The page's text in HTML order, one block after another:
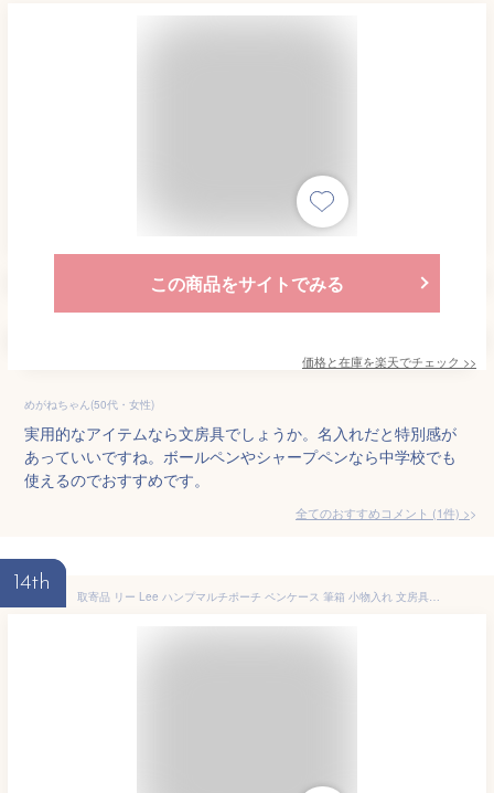
この商品をサイトでみる
価格と在庫を楽天でチェック >>
めがねちゃん(50代・女性)
実用的なアイテムなら文房具でしょうか。名入れだと特別感が
あっていいですね。ボールペンやシャープペンなら中学校でも
使えるのでおすすめです。
全てのおすすめコメント (1件) >
14th
取寄品 リー Lee ハンプマルチポーチ ペンケース 筆箱 小物入れ 文房具入れ 帆布 0425908 送料無料